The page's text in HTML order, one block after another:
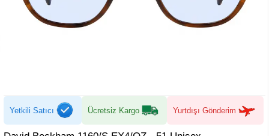
Yetkili Satıcı Ücretsiz Kargo Yurtdışı Gönderim